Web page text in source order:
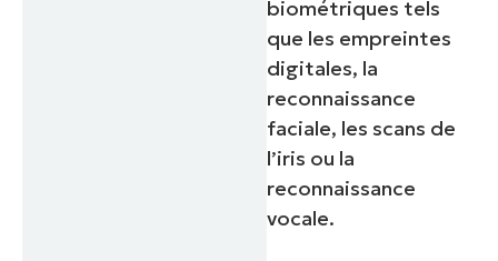
biométriques tels
que les empreintes
digitales, la
reconnaissance
faciale, les scans de
l’iris ou la
reconnaissance
vocale.